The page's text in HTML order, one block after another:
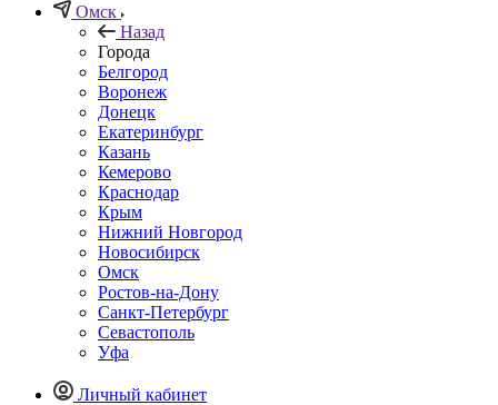
Омск
Назад
Города
Белгород
Воронеж
Донецк
Екатеринбург
Казань
Кемерово
Краснодар
Крым
Нижний Новгород
Новосибирск
Омск
Ростов-на-Дону
Санкт-Петербург
Севастополь
Уфа
Личный кабинет